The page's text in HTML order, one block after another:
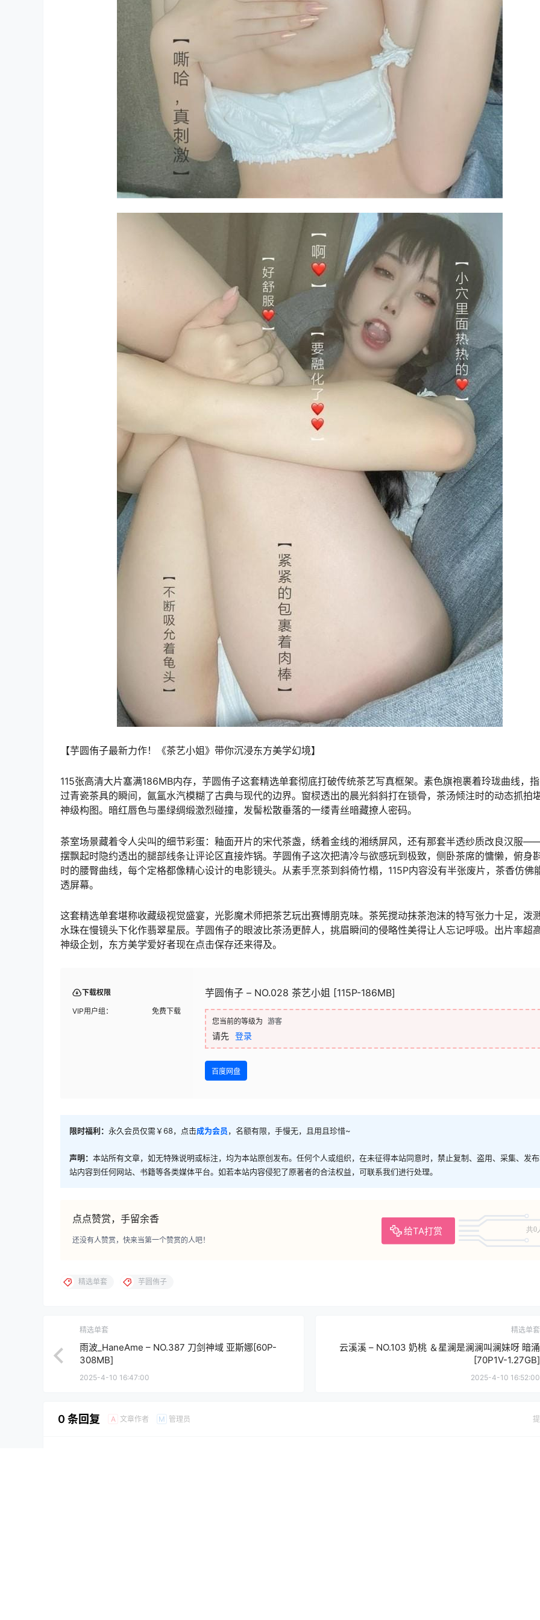
【芋圆侑子最新力作！《茶艺小姐》带你沉浸东方美学幻境】
115张高清大片塞满186MB内存，芋圆侑子这套精选单套彻底打破传统茶艺写真框架。素色旗袍裹着玲珑曲线，
过青瓷茶具的瞬间，氤氲水汽模糊了古典与现代的边界。窗棂透出的晨光斜斜打在锁骨，茶汤倾注时的动态抓拍
神级构图。暗红唇色与墨绿绸缎激烈碰撞，发髻松散垂落的一缕青丝暗藏撩人密码。
茶室场景藏着令人尖叫的细节彩蛋：釉面开片的宋代茶盏，绣着金线的湘绣屏风，还有那套半透纱质改良汉服
摆飘起时隐约透出的腿部线条让评论区直接炸锅。芋圆侑子这次把清冷与欲感玩到极致，侧卧茶席的慵懒，俯身
时的腰臀曲线，每个定格都像精心设计的电影镜头。从素手烹茶到斜倚竹榻，115P内容没有半张废片，茶香仿佛
透屏幕。
这套精选单套堪称收藏级视觉盛宴，光影魔术师把茶艺玩出赛博朋克味。茶筅搅动抹茶泡沫的特写张力十足，泼
水珠在慢镜头下化作翡翠星辰。芋圆侑子的眼波比茶汤更醉人，挑眉瞬间的侵略性美得让人忘记呼吸。出片率超
神级企划，东方美学爱好者现在点击保存还来得及。
下载权限
VIP用户组： 免费下载
芋圆侑子 – NO.028 茶艺小姐 [115P-186MB]
您当前的等级为 游客
请先 登录
百度网盘
限时福利： 永久会员仅需￥68，点击成为会员，名额有限，手慢无，且用且珍惜~
声明： 本站所有文章，如无特殊说明或标注，均为本站原创发布。任何个人或组织，在未征得本站同意时，禁止复制、盗用、采集、发
站内容到任何网站、书籍等各类媒体平台。如若本站内容侵犯了原著者的合法权益，可联系我们进行处理。
点点赞赏，手留余香
给TA打赏 共0
还没有人赞赏，快来当第一个赞赏的人吧！
精选单套 芋圆侑子
精选单套
雨波_HaneAme – NO.387 刀剑神域 亚斯娜[60P-
308MB]
2025-4-10 16:47:00
精选单套
云溪溪 – NO.103 奶桃 ＆星澜是澜澜叫澜妹呀 暗涌
[70P1V-1.27GB]
2025-4-10 16:52:00
0 条回复 A 文章作者 M 管理员